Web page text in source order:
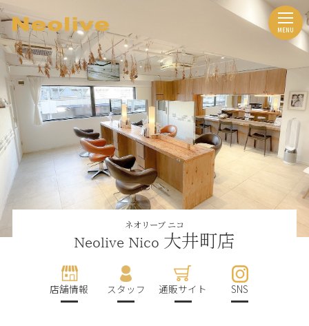
ネオリーブ ニコ
Neolive Nico 大井町店
店舗情報 スタッフ 通販サイト SNS